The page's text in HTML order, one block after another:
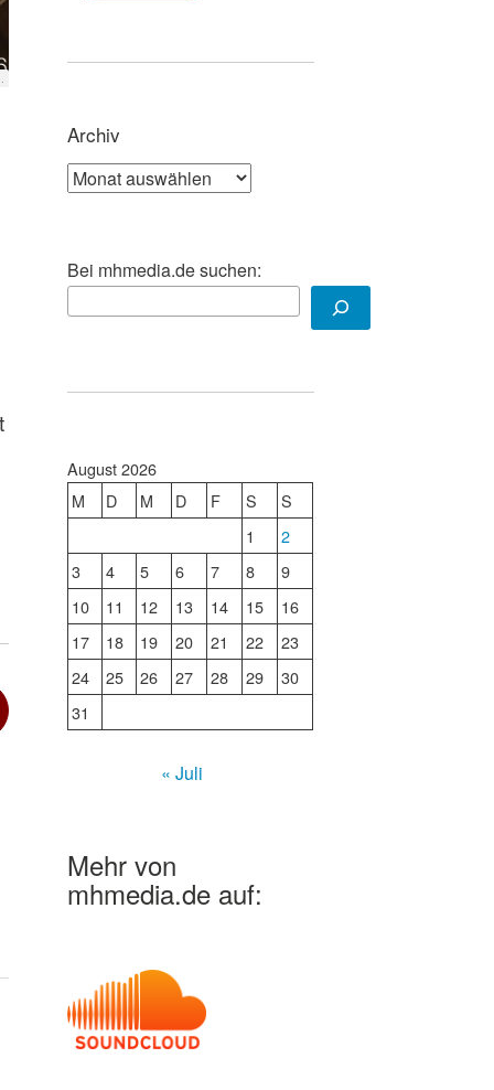
Archiv
Archiv
Bei mhmedia.de suchen:
August 2026
M
D M D F S
S
1
2
3
4 5 6 7 8
9
10
11 12 13 14 15
16
17
18 19 20 21 22
23
24
25 26 27 28 29
30
31
« Juli
Mehr von
mhmedia.de auf: